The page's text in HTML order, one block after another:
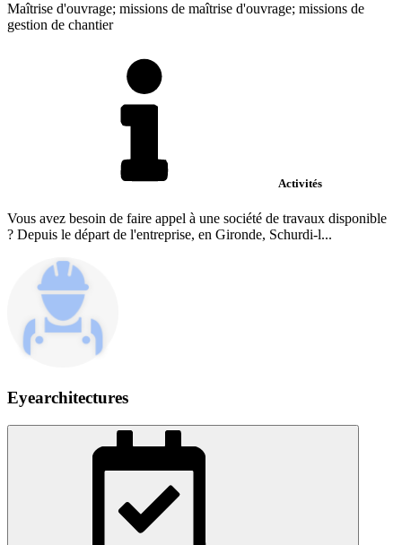
Maîtrise d'ouvrage; missions de maîtrise d'ouvrage; missions de
gestion de chantier
Activités
Vous avez besoin de faire appel à une société de travaux disponible
? Depuis le départ de l'entreprise, en Gironde, Schurdi-l...
Eyearchitectures